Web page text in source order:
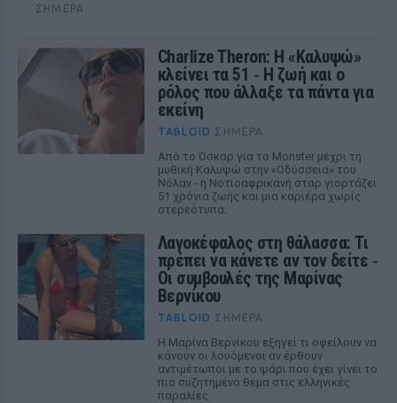
ΣΉΜΕΡΑ
Charlize Theron: Η «Καλυψώ»
κλείνει τα 51 ‑ H ζωή και ο
ρόλος που άλλαξε τα πάντα για
εκείνη
TABLOID ΣΉΜΕΡΑ
Από το Όσκαρ για το Monster μέχρι τη
μυθική Καλυψώ στην «Οδύσσεια» του
Νόλαν - η Νοτιοαφρικανή σταρ γιορτάζει
51 χρόνια ζωής και μια καριέρα χωρίς
στερεότυπα.
Λαγοκέφαλος στη θάλασσα: Τι
πρέπει να κάνετε αν τον δείτε ‑
Οι συμβουλές της Μαρίνας
Βερνίκου
TABLOID ΣΉΜΕΡΑ
Η Μαρίνα Βερνίκου εξηγεί τι οφείλουν να
κάνουν οι λουόμενοι αν έρθουν
αντιμέτωποι με το ψάρι που έχει γίνει το
πιο συζητημένο θέμα στις ελληνικές
παραλίες